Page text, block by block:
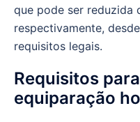
que pode ser reduzida
respectivamente,
requisitos legais.
Requisitos
equiparação